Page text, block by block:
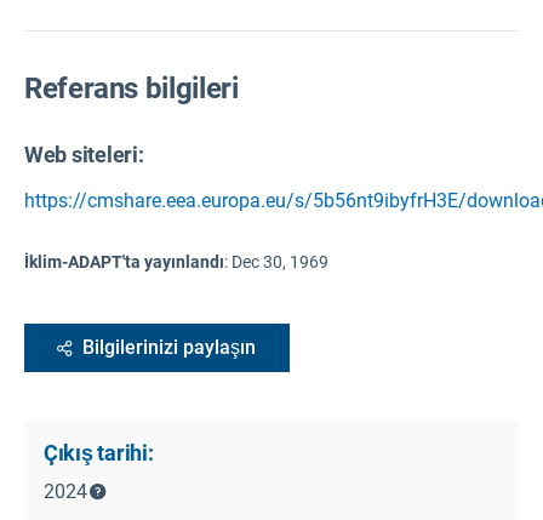
Referans bilgileri
Web siteleri:
https://cmshare.eea.europa.eu/s/5b56nt9ibyfrH3E/
İklim-ADAPT'ta yayınlandı: Dec 30, 1969
Bilgilerinizi paylaşın
Çıkış tarihi:
2024